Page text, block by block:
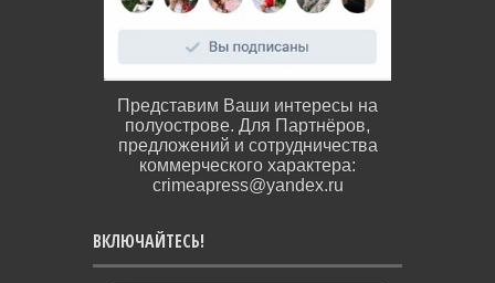
Представим Ваши интересы на
полуострове. Для Партнёров,
предложений и сотрудничества
коммерческого характера:
crimeapress@yandex.ru
ВКЛЮЧАЙТЕСЬ!